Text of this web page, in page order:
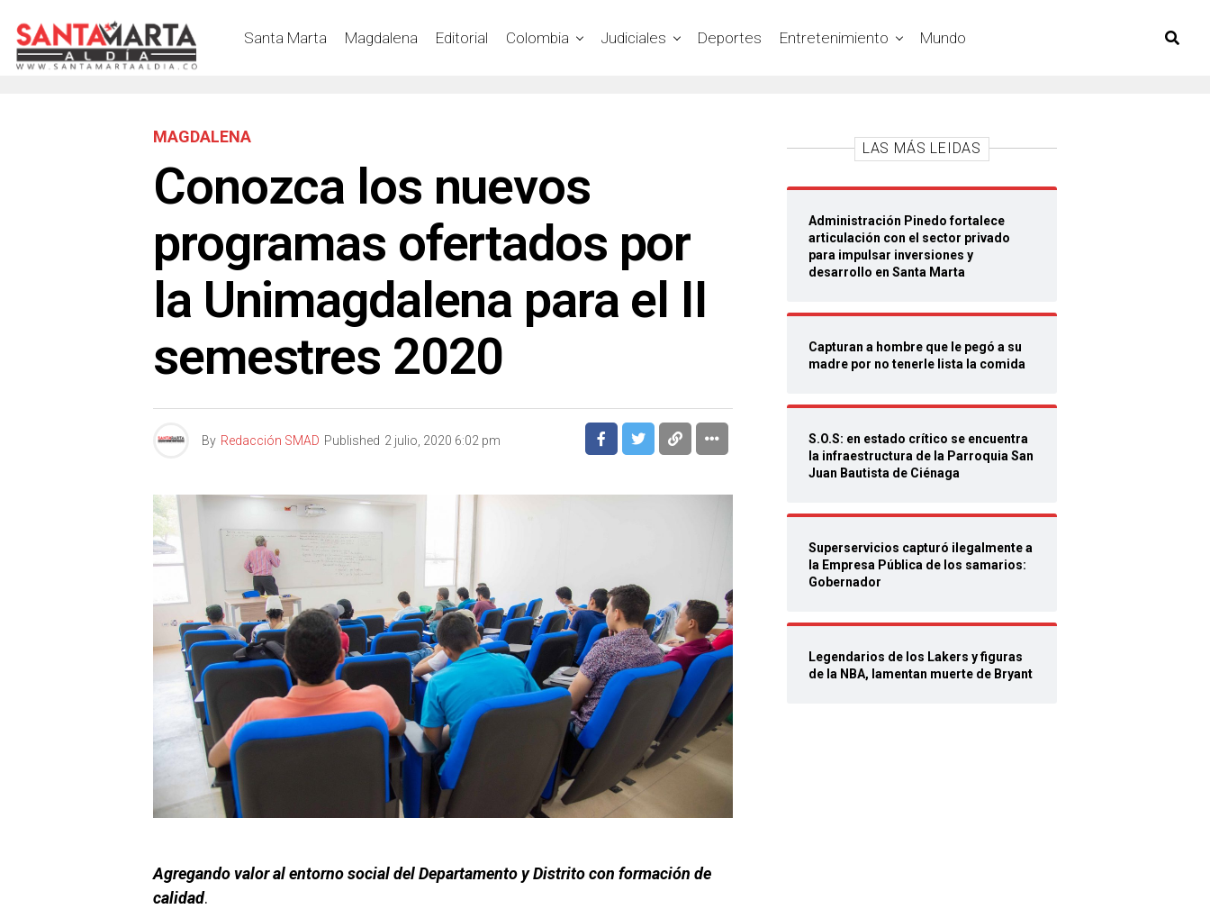
Santa Marta Magdalena Editorial Colombia Judiciales Deportes Entretenimiento Mundo
MAGDALENA
Conozca los nuevos
programas ofertados por
la Unimagdalena para el II
semestres 2020
By Redacción SMAD Published 2 julio, 2020 6:02 pm
Agregando valor al entorno social del Departamento y Distrito con formación de
calidad.
LAS MÁS LEIDAS
Administración Pinedo fortalece
articulación con el sector privado
para impulsar inversiones y
desarrollo en Santa Marta
Capturan a hombre que le pegó a su
madre por no tenerle lista la comida
S.O.S: en estado crítico se encuentra
la infraestructura de la Parroquia San
Juan Bautista de Ciénaga
Superservicios capturó ilegalmente a
la Empresa Pública de los samarios:
Gobernador
Legendarios de los Lakers y figuras
de la NBA, lamentan muerte de Bryant